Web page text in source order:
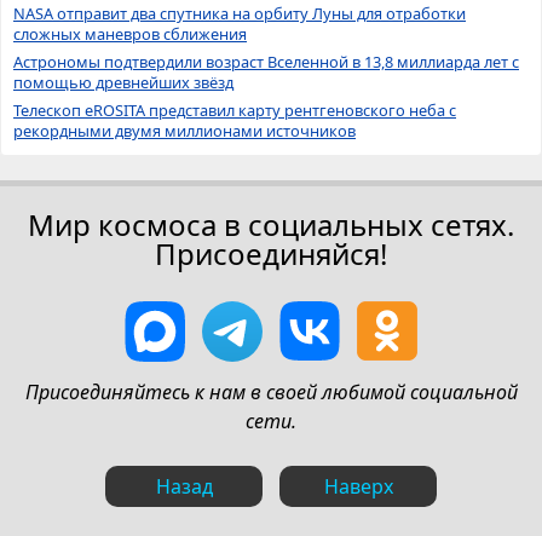
NASA отправит два спутника на орбиту Луны для отработки
сложных маневров сближения
Астрономы подтвердили возраст Вселенной в 13,8 миллиарда лет с
помощью древнейших звёзд
Телескоп eROSITA представил карту рентгеновского неба с
рекордными двумя миллионами источников
Мир космоса в социальных сетях.
Присоединяйся!
Присоединяйтесь к нам в своей любимой социальной
сети.
Назад Наверх